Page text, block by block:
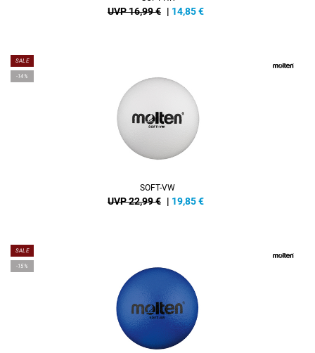
UVP 16,99 € | 14,85€
SALE
-14%
SOFT-VW
UVP 22,99 € | 19,85€
SALE
-15%